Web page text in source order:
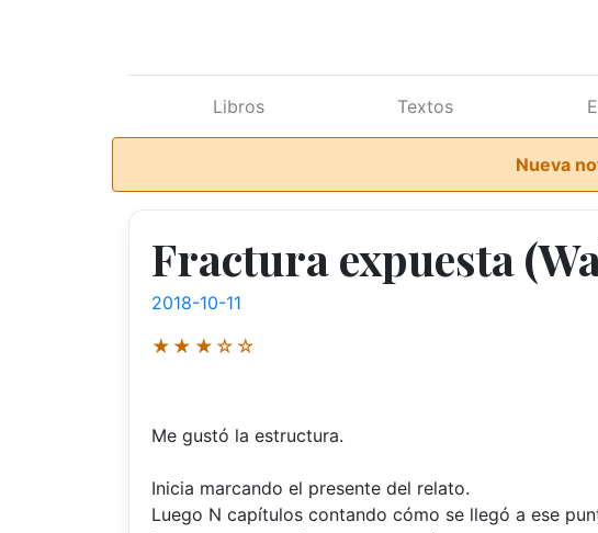
Libros Textos
Nueva
Fractura expuesta
2018-10-11
★★★☆☆
Me gustó la estructura.
Inicia marcando el presente del relato.
Luego N capítulos contando cómo se llegó a ese